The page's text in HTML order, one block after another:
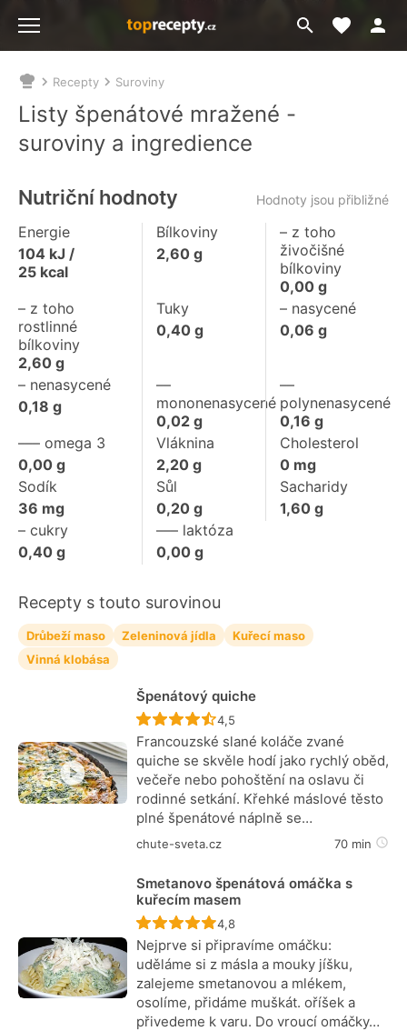
Přejít
na
Moje
Nacházíte
se
zde:
Recepty Suroviny
Listy špenátové mražené -
suroviny a ingredience
Nutriční hodnoty Hodnoty jsou přibližné
Energie
104 kJ /
25 kcal
Bílkoviny
2,60g
– z toho
živočišné
bílkoviny
0,00g
– z toho
rostlinné
bílkoviny
2,60 g
Tuky
0,40g
– nasycené
0,06 g
– nenasycené
0,18 g
––
mononenasycené
0,02g
––
polynenasycené
0,16 g
––– omega 3
0,00 g
Vláknina
2,20g
Cholesterol
0mg
Sodík
36 mg
Sůl
0,20g
Sacharidy
1,60g
– cukry
0,40 g
––– laktóza
0,00g
Recepty s touto surovinou
Drůbeží maso Zeleninová jídla
Kuřecí maso
Vinná klobása
Špenátový quiche
Recept ještě nebyl hodnocen
4,5
Francouzské slané koláče zvané
quiche se skvěle hodí jako rychlý oběd,
večeře nebo pohoštění na oslavu či
rodinné setkání. Křehké máslové těsto
plné špenátové náplně se…
chute-sveta.cz 70 min
Smetanovo špenátová omáčka s
kuřecím masem
Recept ještě nebyl hodnocen
4,8
Nejprve si připravíme omáčku:
uděláme si z másla a mouky jíšku,
zalejeme smetanovou a mlékem,
osolíme, přidáme muškát. oříšek a
přivedeme k varu. Do vroucí omáčky…